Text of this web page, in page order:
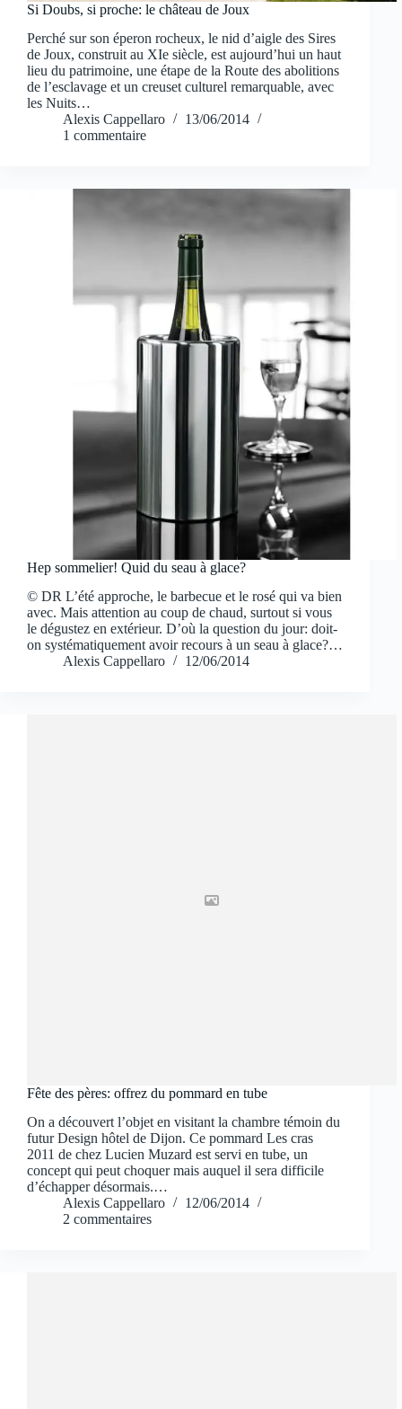
Si Doubs, si proche: le château de Joux
Perché sur son éperon rocheux, le nid d’aigle des Sires
de Joux, construit au XIe siècle, est aujourd’hui un haut
lieu du patrimoine, une étape de la Route des abolitions
de l’esclavage et un creuset culturel remarquable, avec
les Nuits…
Alexis Cappellaro
13/06/2014
1 commentaire
Hep sommelier! Quid du seau à glace?
© DR L’été approche, le barbecue et le rosé qui va bien
avec. Mais attention au coup de chaud, surtout si vous
le dégustez en extérieur. D’où la question du jour: doit-
on systématiquement avoir recours à un seau à glace?…
Alexis Cappellaro
12/06/2014
Fête des pères: offrez du pommard en tube
On a découvert l’objet en visitant la chambre témoin du
futur Design hôtel de Dijon. Ce pommard Les cras
2011 de chez Lucien Muzard est servi en tube, un
concept qui peut choquer mais auquel il sera difficile
d’échapper désormais.…
Alexis Cappellaro
12/06/2014
2 commentaires